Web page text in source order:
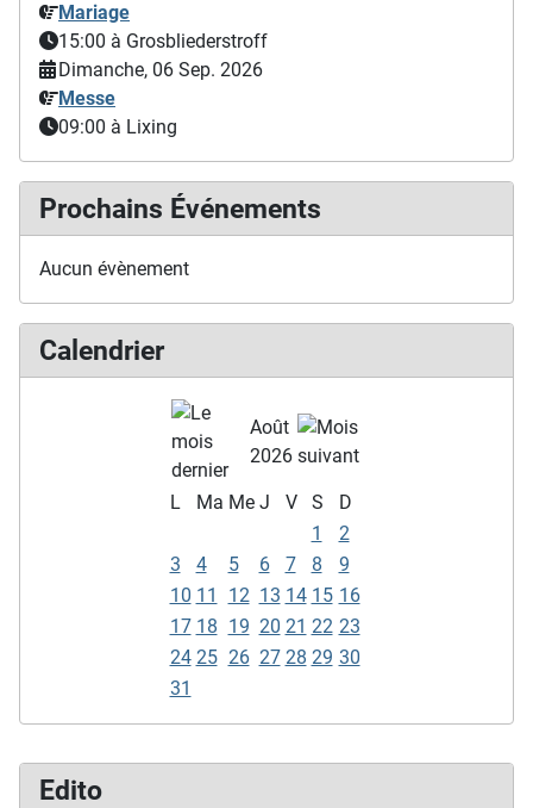
Edito
Mariage
15:00 à Grosbliederstroff
Dimanche, 06 Sep. 2026
Messe
09:00 à Lixing
Prochains Événements
Aucun évènement
Calendrier
Août
2026
L Ma Me J V S
D
1
2
3
4 5 6 7 8
9
10 11 12 13 14 15 16
17 18 19 20 21 22 23
24 25 26 27 28 29 30
31